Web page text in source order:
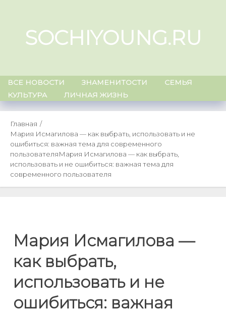
contentSOCHIYOUNG.RU
ВСЕ НОВОСТИ ЗНАМЕНИТОСТИ
СЕМЬЯ
КУЛЬТУРА
ЛИЧНАЯ ЖИЗНЬ
Главная
Мария Исмагилова — как выбрать, использовать и не
ошибиться: важная тема для современного
пользователяМария Исмагилова — как выбрать,
использовать и не ошибиться: важная тема для
современного пользователя
Мария Исмагилова —
как выбрать,
использовать и не
ошибиться: важная